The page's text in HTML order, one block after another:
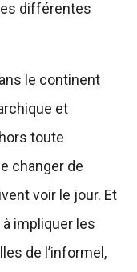
différentes
le continent
et
toute
changer de
voir le jour. Et
impliquer les
de l’informel,